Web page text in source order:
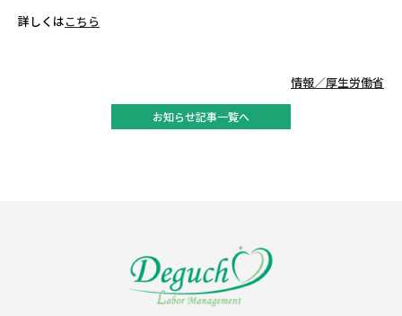
詳しくはこちら
情報／厚生労働省
お知らせ記事一覧へ